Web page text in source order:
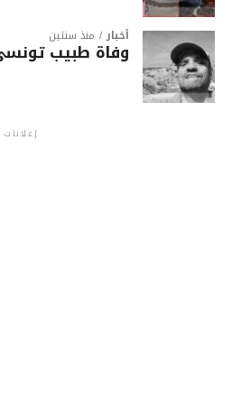
أخبار منذ سنتين
وفاة طبيب
إعلانات